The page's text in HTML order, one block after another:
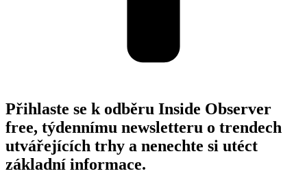
Přihlaste se k odběru Inside Observer
free, týdennímu newsletteru o trendech
utvářejících trhy a nenechte si utéct
základní informace.